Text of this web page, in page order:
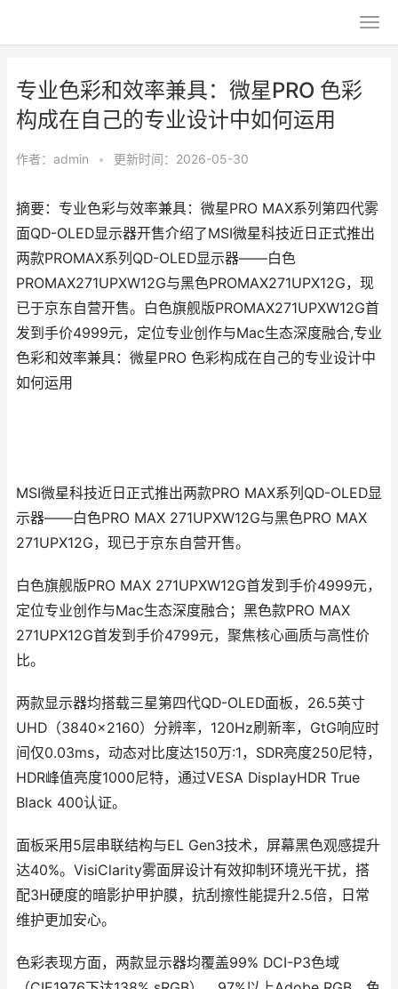
专业色彩和效率兼具：微星PRO 色彩
构成在自己的专业设计中如何运用
作者： admin • 更新时间：2026-05-30
摘要：专业色彩与效率兼具：微星PRO MAX系列第四代雾
面QD-OLED显示器开售介绍了MSI微星科技近日正式推出
两款PROMAX系列QD-OLED显示器——白色
PROMAX271UPXW12G与黑色PROMAX271UPX12G，现
已于京东自营开售。白色旗舰版PROMAX271UPXW12G首
发到手价4999元，定位专业创作与Mac生态深度融合,专业
色彩和效率兼具：微星PRO 色彩构成在自己的专业设计中
如何运用
MSI微星科技近日正式推出两款PRO MAX系列QD-OLED显
示器——白色PRO MAX 271UPXW12G与黑色PRO MAX
271UPX12G，现已于京东自营开售。
白色旗舰版PRO MAX 271UPXW12G首发到手价4999元，
定位专业创作与Mac生态深度融合；黑色款PRO MAX
271UPX12G首发到手价4799元，聚焦核心画质与高性价
比。
两款显示器均搭载三星第四代QD-OLED面板，26.5英寸
UHD（3840×2160）分辨率，120Hz刷新率，GtG响应时
间仅0.03ms，动态对比度达150万:1，SDR亮度250尼特，
HDR峰值亮度1000尼特，通过VESA DisplayHDR True
Black 400认证。
面板采用5层串联结构与EL Gen3技术，屏幕黑色观感提升
达40%。VisiClarity雾面屏设计有效抑制环境光干扰，搭
配3H硬度的暗影护甲护膜，抗刮擦性能提升2.5倍，日常
维护更加安心。
色彩表现方面，两款显示器均覆盖99% DCI-P3色域